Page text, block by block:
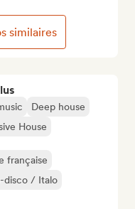
Deep house
House
française
disco / Italo
similaires